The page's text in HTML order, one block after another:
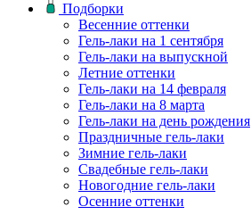
Подборки
Весенние оттенки
Гель-лаки на 1 сентября
Гель-лаки на выпускной
Летние оттенки
Гель-лаки на 14 февраля
Гель-лаки на 8 марта
Гель-лаки на день рождения
Праздничные гель-лаки
Зимние гель-лаки
Свадебные гель-лаки
Новогодние гель-лаки
Осенние оттенки